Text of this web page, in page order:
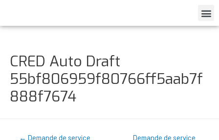
CRED Auto Draft
55bf806959f80766ff5aab7f
888f7674
← Demande de service
Demande de service